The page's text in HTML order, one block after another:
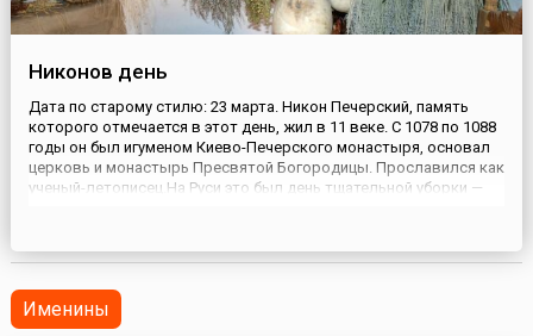
Никонов день
Дата по старому стилю: 23 марта. Никон Печерский, память
которого отмечается в этот день, жил в 11 веке. С 1078 по 1088
годы он был игуменом Киево-Печерского монастыря, основал
церковь и монастырь Пресвятой Богородицы. Прославился как
ученый-летописец.На Руси это был день тщательной уборки —
Именины